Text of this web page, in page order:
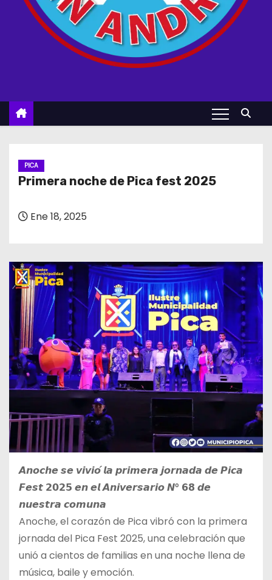
PICA
Primera noche de Pica fest 2025
Ene 18, 2025
𝘼𝙣𝙤𝙘𝙝𝙚 𝙨𝙚 𝙫𝙞𝙫𝙞𝙤́ 𝙡𝙖 𝙥𝙧𝙞𝙢𝙚𝙧𝙖 𝙟𝙤𝙧𝙣𝙖𝙙𝙖 𝙙𝙚 𝙋𝙞𝙘𝙖
𝙁𝙚𝙨𝙩 𝟮𝟬𝟮𝟱 𝙚𝙣 𝙚𝙡 𝘼𝙣𝙞𝙫𝙚𝙧𝙨𝙖𝙧𝙞𝙤 𝙉° 𝟲𝟴 𝙙𝙚
𝙣𝙪𝙚𝙨𝙩𝙧𝙖 𝙘𝙤𝙢𝙪𝙣𝙖
Anoche, el corazón de Pica vibró con la primera
jornada del Pica Fest 2025, una celebración que
unió a cientos de familias en una noche llena de
música, baile y emoción.